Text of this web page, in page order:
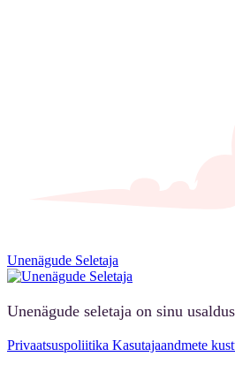
Unenägude Seletaja
Unenägude seletaja on sinu
Privaatsuspoliitika Kasutajaandmete